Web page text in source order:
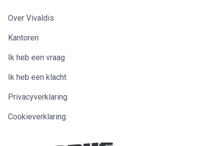
Over Vivaldis
Kantoren
Ik heb een vraag
Ik heb een klacht
Privacyverklaring
Cookieverklaring